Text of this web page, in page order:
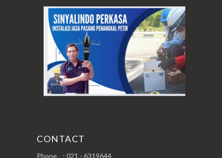
CONTACT
Phone : 021 - 6319644